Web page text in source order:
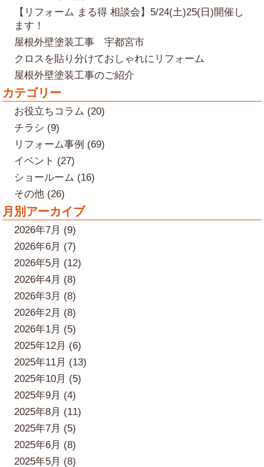
【リフォーム まる得 相談会】5/24(土)25(日)開催し
ます！
屋根外壁塗装工事 宇都宮市
クロスを貼り分けておしゃれにリフォーム
屋根外壁塗装工事のご紹介
カテゴリー
お役立ちコラム (20)
チラシ (9)
リフォーム事例 (69)
イベント (27)
ショールーム (16)
その他 (26)
月別アーカイブ
2026年7月 (9)
2026年6月 (7)
2026年5月 (12)
2026年4月 (8)
2026年3月 (8)
2026年2月 (8)
2026年1月 (5)
2025年12月 (6)
2025年11月 (13)
2025年10月 (5)
2025年9月 (4)
2025年8月 (11)
2025年7月 (5)
2025年6月 (8)
2025年5月 (8)